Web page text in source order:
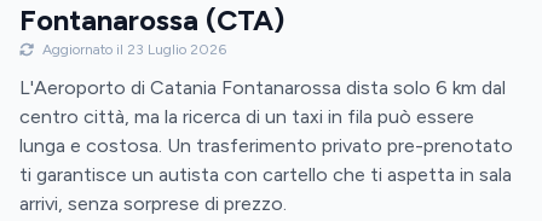
Fontanarossa (CTA)
Aggiornato il 23 Luglio 2026
L'Aeroporto di Catania Fontanarossa dista solo 6 km dal
centro città, ma la ricerca di un taxi in fila può essere
lunga e costosa. Un trasferimento privato pre-prenotato
ti garantisce un autista con cartello che ti aspetta in sala
arrivi, senza sorprese di prezzo.